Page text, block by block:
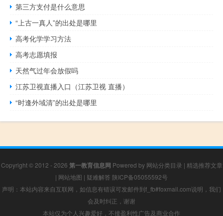
第三方支付是什么意思
“上古一真人”的出处是哪里
高考化学学习方法
高考志愿填报
天然气过年会放假吗
江苏卫视直播入口（江苏卫视 直播）
“时逢外域清”的出处是哪里
Copyright © 2012 - 2026 第一教育信息网 Powered by 网站分类目录 | 精选推荐文章
| 网站地图 | 疑难解答 陕ICP备05055592号
声明：本站内容来自互联网，如信息有错误可发邮件到f_fb#foxmail.com说明，我们
会及时纠正，谢谢
本站仅为个人兴趣爱好，不接盈利性广告及商业合作